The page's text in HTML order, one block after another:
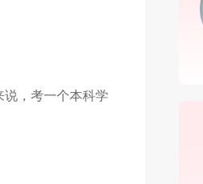
，考一个本科学